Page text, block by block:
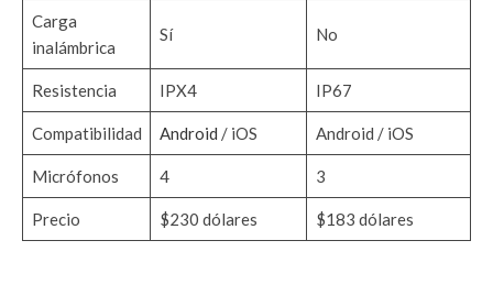
Carga
inalámbrica
Sí No
Resistencia IPX4 IP67
Compatibilidad Android / iOS Android / iOS
Micrófonos 4 3
Precio $230 dólares $183 dólares